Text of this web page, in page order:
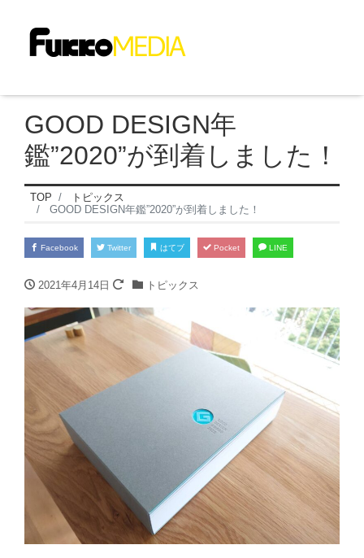
GOOD DESIGN年
鑑”2020”が到着しました！
TOP
トピックス
GOOD DESIGN年鑑”2020”が到着しました！
Facebook Twitter はてブ Pocket LINE
2021年4月14日 トピックス